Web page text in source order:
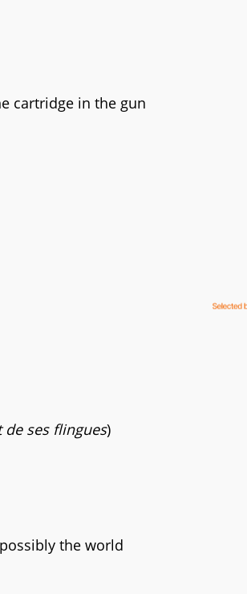
cartridge in the gun
ses flingues)
the world